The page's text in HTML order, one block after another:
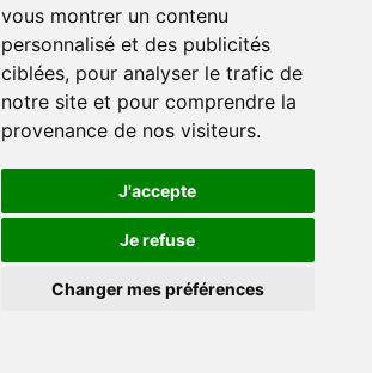
vous montrer un contenu
personnalisé et des publicités
ciblées, pour analyser le trafic de
notre site et pour comprendre la
provenance de nos visiteurs.
J'accepte
Je refuse
Changer mes préférences